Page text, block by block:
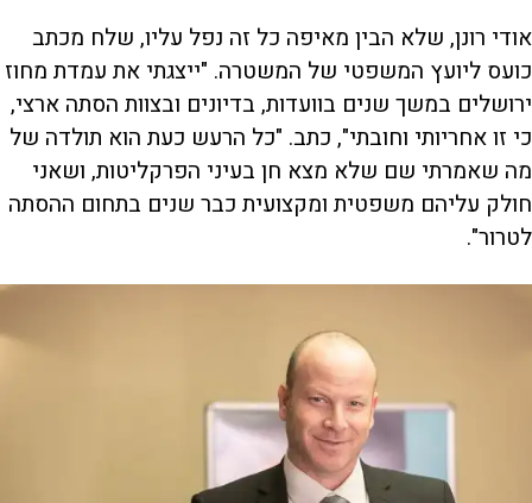
אודי רונן, שלא הבין מאיפה כל זה נפל עליו, שלח מכתב
כועס ליועץ המשפטי של המשטרה. "ייצגתי את עמדת מחוז
ירושלים במשך שנים בוועדות, בדיונים ובצוות הסתה ארצי,
כי זו אחריותי וחובתי", כתב. "כל הרעש כעת הוא תולדה של
מה שאמרתי שם שלא מצא חן בעיני הפרקליטות, ושאני
חולק עליהם משפטית ומקצועית כבר שנים בתחום ההסתה
לטרור".